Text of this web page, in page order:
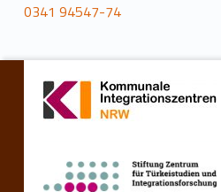
0341 94547-74